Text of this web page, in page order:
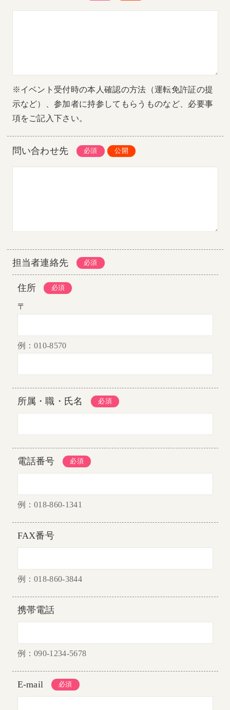
※イベント受付時の本人確認の方法（運転免許証の提
示など）、参加者に持参してもらうものなど、必要事
項をご記入下さい。
問い合わせ先
担当者連絡先
住所
〒
例：010-8570
所属・職・氏名
電話番号
例：018-860-1341
FAX番号
例：018-860-3844
携帯電話
例：090-1234-5678
E-mail